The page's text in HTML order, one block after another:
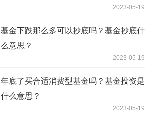
2023-05-19
基金下跌那么多可以抄底吗？基金抄底什
么意思？
2023-05-19
年底了买合适消费型基金吗？基金投资是
什么意思？
2023-05-19